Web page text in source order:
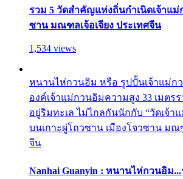
รวม 5 วัดสำคัญแห่งถิ่นกำเนิดเจ้าแม่
ซาน มณฑลเจ้อเจียง ประเทศจีน
1,534 views
หนานไห่กวนอิม หรือ รูปปั้นเจ้าแม่ก
องค์เจ้าแม่กวนอิมความสูง 33 เมตร
อยู่ริมทะเล ไม่ไกลกันนักกับ “วัดเจ้า
บนเกาะผู่โถวซาน เมืองโจวซาน มณ
จีน
Nanhai Guanyin : หนานไห่กวนอิม